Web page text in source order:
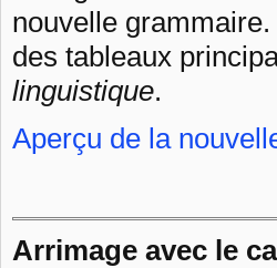
nouvelle
des tableaux
linguistique.
Aperçu de la
Arrimage avec le